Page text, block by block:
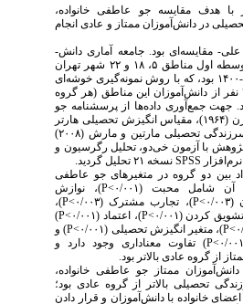
مقایسه جو عاطفی خانواده،
در دانش‌­آموزان ممتاز و عادی انجام
بود. جامعه آماری دانش‌­
آموزان پسر مقطع متوسطه اول مناطق ۵، ۱۸ و ۲۲ شهر تهران
در سال تحصیلی ۱۴۰۱-۱۴۰۰ بود، که با روش نمونه­‌گیری خوشه­‌ای
تعداد ۳۰۰ نفر از دانش‌­آموزان این مناطق (هر گروه
جهت جمع‌­آوری داده‌­ها از پرسشنامه جو
عاطفی خانواده هیل برن (۱۹۶۴)، مقیاس انگیزش تحصیلی هارتر
(۱۹۸۰) و پرسشنامه سرزندگی تحصیلی مارتین و مارش (۲۰۰۸)
با آزمون خی­‌دو، تحلیل رگرسیون و
SPSSنسخه ۲۱ تحلیل گردید.
بین دو گروه در متغیرهای جو عاطفی
شامل محبت (۰/۰۰۱>
P)، نوازش
P)، تجارب مشترک (۰/۰۰۳> P)،
کردن (۰/۰۰۱> P)، اعتماد (۰/۰۰۱> P
)
P)، متغیر انگیزش تحصیلی (۰/۰۰۱> P) و
P) تفاوت معناداری وجود دارد و
از گروه عادی بالاتر بود.
ممتاز جو عاطفی خانواده،
تحصیلی بالاتر از گروه عادی بود؛
خانواده با دانش‌­آموزان و قرار دادن